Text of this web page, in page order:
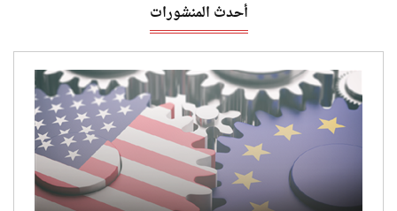
أحدث المنشورات